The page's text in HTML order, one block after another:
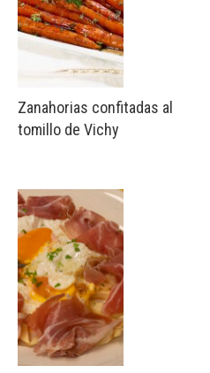
Zanahorias confitadas al
tomillo de Vichy